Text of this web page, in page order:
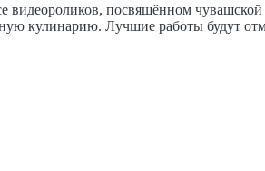
посвящённом
кулинарию. Лучшие работы будут